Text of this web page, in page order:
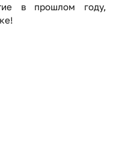
в прошлом году,